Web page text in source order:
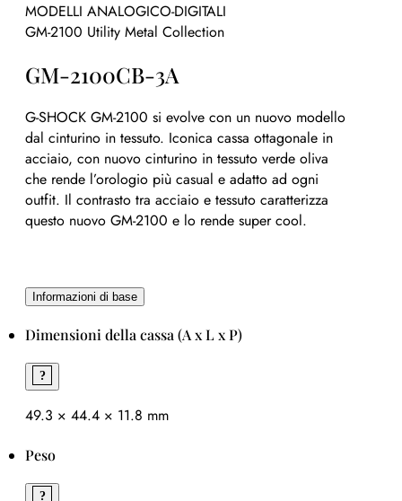
MODELLI ANALOGICO-DIGITALI
GM-2100 Utility Metal Collection
GM-2100CB-3A
G-SHOCK GM-2100 si evolve con un nuovo modello
dal cinturino in tessuto. Iconica cassa ottagonale in
acciaio, con nuovo cinturino in tessuto verde oliva
che rende l’orologio più casual e adatto ad ogni
outfit. Il contrasto tra acciaio e tessuto caratterizza
questo nuovo GM-2100 e lo rende super cool.
Informazioni di base
Dimensioni della cassa (A x L x P)
49.3 × 44.4 × 11.8 mm
Peso